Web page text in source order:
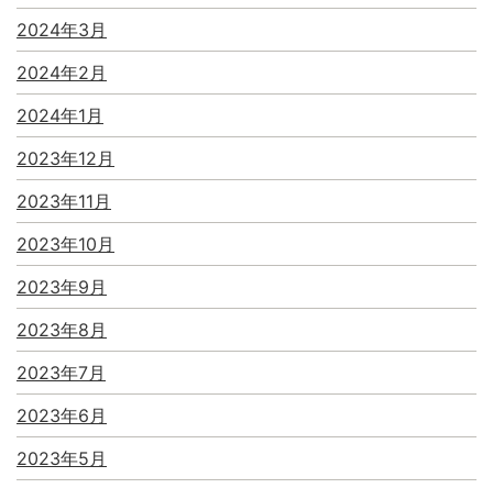
2024年3月
2024年2月
2024年1月
2023年12月
2023年11月
2023年10月
2023年9月
2023年8月
2023年7月
2023年6月
2023年5月